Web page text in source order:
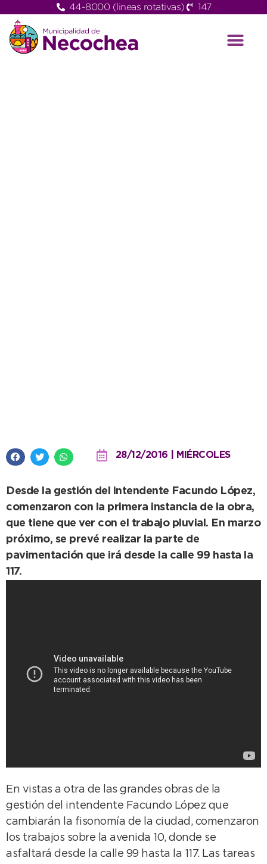
44-8000 (lineas rotativas) 147
28/12/2016 | MIÉRCOLES
Desde la gestión del intendente Facundo López,
comenzaron con la primera instancia de la obra,
que tiene que ver con el trabajo pluvial. En marzo
próximo, se prevé realizar la parte de
pavimentación que irá desde la calle 99 hasta la
117.
En vistas a otra de las grandes obras de la
gestión del intendente Facundo López que
cambiarán la fisonomía de la ciudad, comenzaron
los trabajos sobre la avenida 10, donde se
asfaltará desde la calle 99 hasta la 117. Las tareas